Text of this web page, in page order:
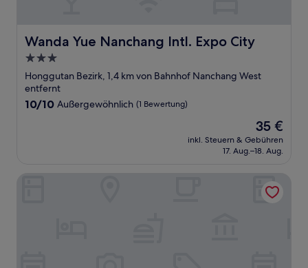
Wanda Yue Nanchang Intl. Expo City
Wanda Yue Nanchang Intl. Expo City
3.0-
Sterne-
Unterkunft
Honggutan Bezirk, 1,4 km von Bahnhof Nanchang West
entfernt
10.0
10/10 Außergewöhnlich (1 Bewertung)
Der
Preis
beträgt
35 €
inkl. Steuern & Gebühren
17. Aug.–18. Aug.